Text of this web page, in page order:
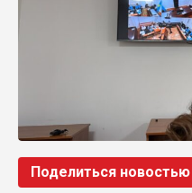
Поделиться новостью